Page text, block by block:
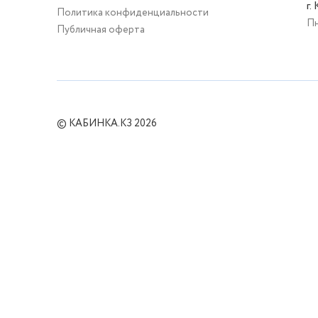
Политика конфиденциальности
Публичная оферта
© КАБИНКА.КЗ 2026